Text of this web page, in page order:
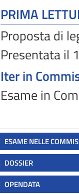
PRIMA
Proposta di
Presentata il
Iter in
Esame in
ESAME NELLE
DOSSIER
OPENDATA